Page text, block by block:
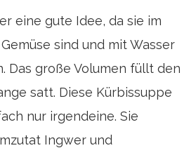
eine gute Idee, da sie im
sind und mit Wasser
Das große Volumen füllt den
satt. Diese Kürbissuppe
nur irgendeine. Sie
Ingwer und